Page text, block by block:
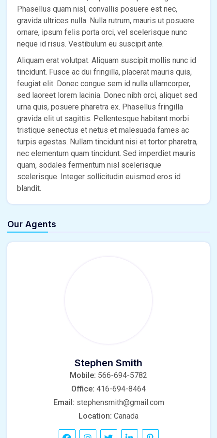
Phasellus quam nisl, convallis posuere est nec,
gravida ultrices nulla. Nulla rutrum, mauris ut posuere
ornare, ipsum felis porta orci, vel scelerisque nunc
neque id risus. Vestibulum eu suscipit ante.
Aliquam erat volutpat. Aliquam suscipit mollis nunc id
tincidunt. Fusce ac dui fringilla, placerat mauris quis,
feugiat elit. Donec congue sem id nulla ullamcorper,
sed laoreet lorem lacinia. Donec nibh orci, aliquet sed
urna quis, posuere pharetra ex. Phasellus fringilla
gravida elit ut sagittis. Pellentesque habitant morbi
tristique senectus et netus et malesuada fames ac
turpis egestas. Nullam tincidunt nisi et tortor pharetra,
nec elementum quam tincidunt. Sed imperdiet mauris
quam, sodales fermentum nisl scelerisque
scelerisque. Integer sollicitudin euismod eros id
blandit.
Our Agents
Stephen Smith
Mobile: 566-694-5782
Office: 416-694-8464
Email: stephensmith@gmail.com
Location: Canada